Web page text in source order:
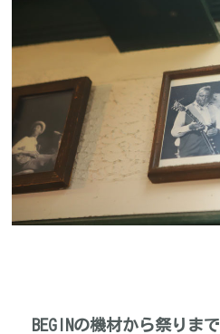
BEGINの機材から祭りまで